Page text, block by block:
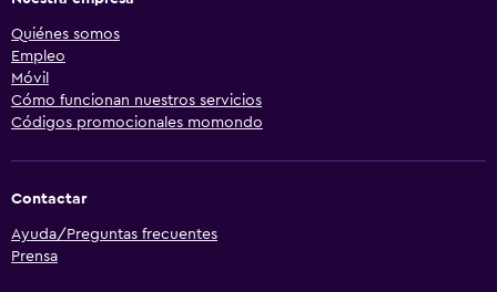
Quiénes somos
Empleo
Móvil
Cómo funcionan nuestros servicios
Códigos promocionales momondo
Contactar
Ayuda/Preguntas frecuentes
Prensa